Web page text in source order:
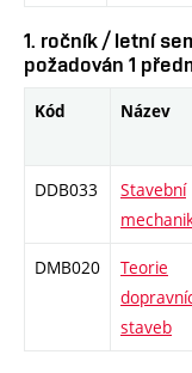
1. ročník / letní
požadován 1
Kód Název
DDB033
Stavební
DMB020
Teorie
staveb